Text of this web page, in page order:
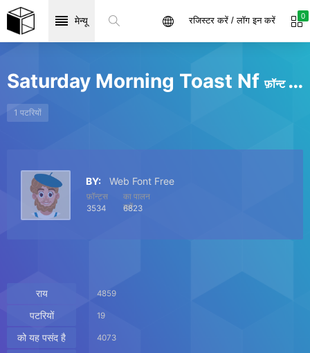
मेन्यू 0
रजिस्टर करें / लॉग इन करें
Saturday Morning Toast Nfफ़ॉन्ट पैकेज
1 पटरियों
BY: Web Font Free
फ़ॉन्ट्स
3534
का पालन
करें
6823
राय 4859
पटरियों 19
को यह पसंद है 4073